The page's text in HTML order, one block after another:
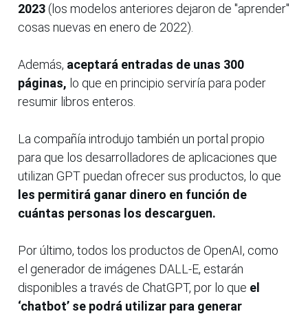
2023 (los modelos anteriores dejaron de "aprender"
cosas nuevas en enero de 2022).
Además, aceptará entradas de unas 300
páginas, lo que en principio serviría para poder
resumir libros enteros.
La compañía introdujo también un portal propio
para que los desarrolladores de aplicaciones que
utilizan GPT puedan ofrecer sus productos, lo que
les permitirá ganar dinero en función de
cuántas personas los descarguen.
Por último, todos los productos de OpenAI, como
el generador de imágenes DALL-E, estarán
disponibles a través de ChatGPT, por lo que el
‘chatbot’ se podrá utilizar para generar